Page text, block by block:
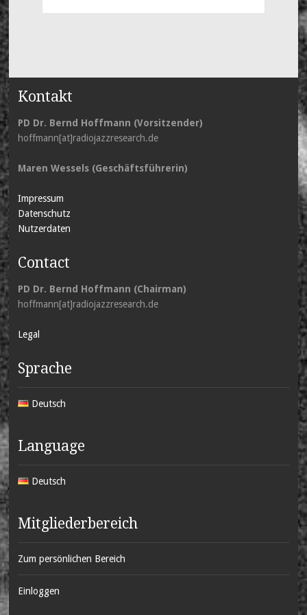
Kontakt
PD Dr. Bernd Hoffmann (Vorsitzender)
hoffmann[at]radiojazzresearch.de
Maren Wessels (Geschäftsführerin)
Impressum
Datenschutz
Nutzerdaten
Contact
PD Dr. Bernd Hoffmann (Chairman)
hoffmann[at]radiojazzresearch.de
Legal
Sprache
Deutsch
Language
Deutsch
Mitgliederbereich
Zum persönlichen Bereich
Einloggen